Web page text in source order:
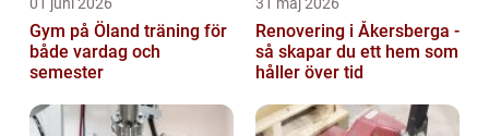
Gym på Öland träning för
både vardag och
semester
Renovering i Åkersberga -
så skapar du ett hem som
håller över tid